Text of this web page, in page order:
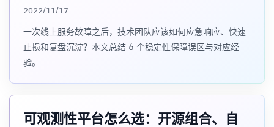
2022/11/17
一次线上服务故障之后，技术团队应该如何应急响应、快速
止损和复盘沉淀？本文总结 6 个稳定性保障误区与对应经
验。
可观测性平台怎么选：开源组合、自